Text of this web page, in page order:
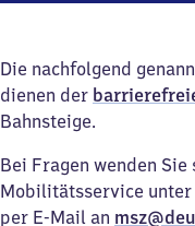
Die nachfolgend
dienen der
Bahnsteige.
Bei Fragen wenden
Mobilitätsservice unter
per E-Mail an